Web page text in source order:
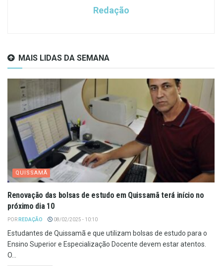
Redação
MAIS LIDAS DA SEMANA
QUISSAMÃ
Renovação das bolsas de estudo em Quissamã terá início no
próximo dia 10
POR REDAÇÃO 08/02/2025 - 10:10
Estudantes de Quissamã e que utilizam bolsas de estudo para o
Ensino Superior e Especialização Docente devem estar atentos.
O...